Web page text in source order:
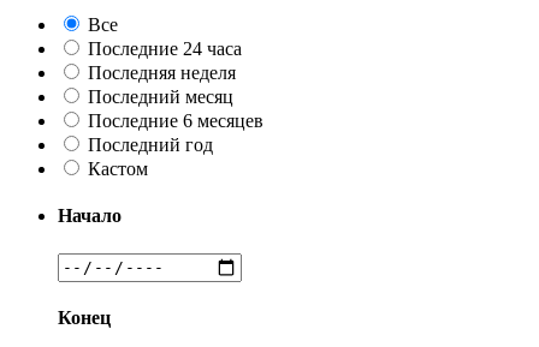
Все
Последние 24 часа
Последняя неделя
Последний месяц
Последние 6 месяцев
Последний год
Кастом
Начало
Конец